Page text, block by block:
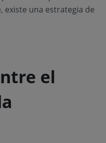
existe una estrategia de
el